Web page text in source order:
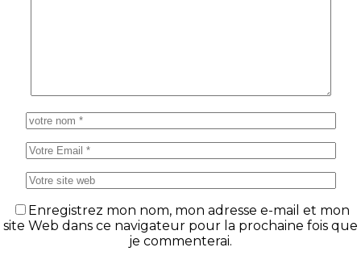
Enregistrez mon nom, mon adresse e-mail et mon
site Web dans ce navigateur pour la prochaine fois que
je commenterai.